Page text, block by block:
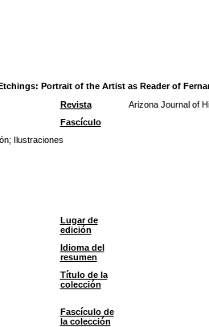
Portrait of the Artist as Reader of
Revista Arizona Journal of
Fascículo
; Ilustraciones
Lugar de
edición
Idioma del
resumen
Título de la
colección
Fascículo de
la colección